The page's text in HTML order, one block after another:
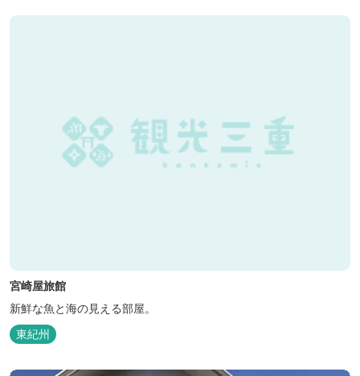
宮崎屋旅館
新鮮な魚と海の見える部屋。
東紀州